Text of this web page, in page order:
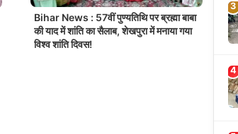
Bihar News : 57वीं पुण्यतिथि पर ब्रह्मा बाबा
की याद में शांति का सैलाब, शेखपुरा में मनाया गया
विश्व शांति दिवस!
3
4